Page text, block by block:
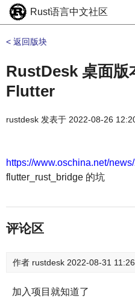
Rust语言中文社区
< 返回版块
RustDesk 桌面版
Flutter
rustdesk 发表于 2022-08-26
https://www.oschina.net/
flutter_rust_bridge 的坑
评论区
作者 rustdesk 2022-08-31 11:26
加入项目就知道了